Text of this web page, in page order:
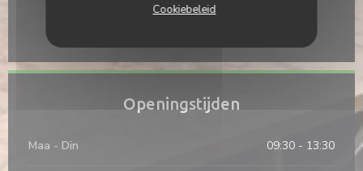
Cookiebeleid
Parkeren
Openingstijden
Maa - Din 09:30 - 13:30